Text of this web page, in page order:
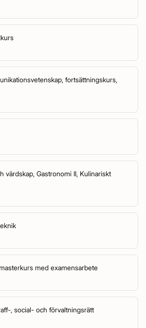
fortsättningskurs,
värdskap, Gastronomi II, Kulinariskt
med examensarbete
, social- och förvaltningsrätt